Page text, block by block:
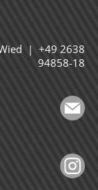
| +49 2638
94858-18